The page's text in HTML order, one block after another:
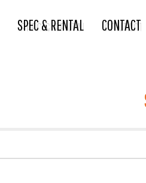
SPEC & RENTAL CONTACT